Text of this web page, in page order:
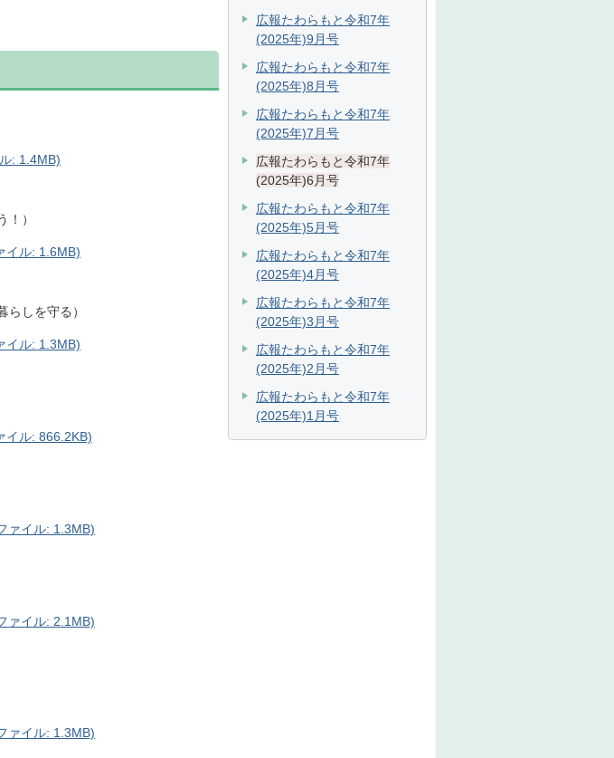
: 1.4MB)
！）
イル: 1.6MB)
らしを守る）
イル: 1.3MB)
イル: 866.2KB)
ァイル: 1.3MB)
ァイル: 2.1MB)
ァイル: 1.3MB)
広報たわらもと令和7年
(2025年)9月号
広報たわらもと令和7年
(2025年)8月号
広報たわらもと令和7年
(2025年)7月号
広報たわらもと令和7年
(2025年)6月号
広報たわらもと令和7年
(2025年)5月号
広報たわらもと令和7年
(2025年)4月号
広報たわらもと令和7年
(2025年)3月号
広報たわらもと令和7年
(2025年)2月号
広報たわらもと令和7年
(2025年)1月号